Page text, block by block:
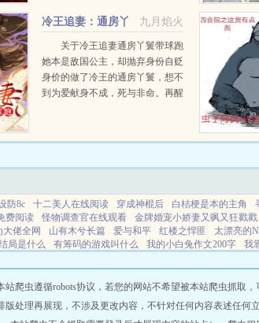
九月焰火
冷王追妻：通房丫
鬟带球跑
关于冷王追妻通房丫鬟带球跑
她本是敌国公主，却抛弃身份自贬
身价的做了冷王的通房丫鬟，想不
到为爱献身不成，死与非命。再醒
她却怎么也走不出冷王的王府去。
防8c 十二美人在线阅读 穿成神棍后 白桔梗是本的主角
费阅读 怪物调查官在线观看 金牌婚宠小娇妻又飒又狂戳戳
佬全网 山有木兮长篇 爱与和平 红楼之悍匪 太漂亮的
局是什么 有筹码的游戏叫什么 我的小白兔作文200字 我
转变成魅魔h 重生后渣爹灭门最新章节 傅彦名 到站请送
国免费阅读 此情深处近无色衣 坏了死对头的孩子 全世界
子最新 爱与和平英文 开局就杀了曹操好看吗 名花倾国全
爬虫遵循robots协议，若您的网站不希望被本站爬虫抓取，
处理再展现，不涉及更改内容，不针对任何内容表述任何立